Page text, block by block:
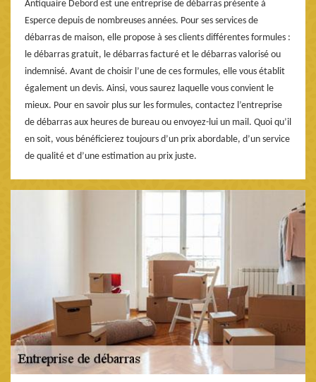
Antiquaire Debord est une entreprise de débarras présente à
Esperce depuis de nombreuses années. Pour ses services de
débarras de maison, elle propose à ses clients différentes formules :
le débarras gratuit, le débarras facturé et le débarras valorisé ou
indemnisé. Avant de choisir l’une de ces formules, elle vous établit
également un devis. Ainsi, vous saurez laquelle vous convient le
mieux. Pour en savoir plus sur les formules, contactez l’entreprise
de débarras aux heures de bureau ou envoyez-lui un mail. Quoi qu’il
en soit, vous bénéficierez toujours d’un prix abordable, d’un service
de qualité et d’une estimation au prix juste.